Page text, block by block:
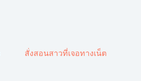
สั่งสอนสาวที่เจอทางเน็ต